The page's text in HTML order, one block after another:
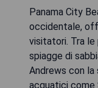
Panama City
occidentale,
visitatori. Tra le
spiagge di
Andrews con la
acquatici come